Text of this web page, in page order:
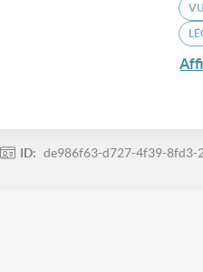
ID: de986f63-d727-4f39-8fd3-